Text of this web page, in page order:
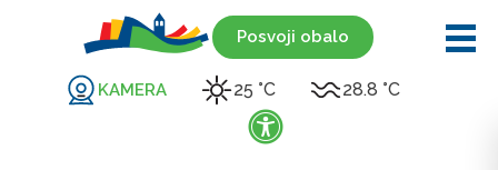
Posvoji obalo
KAMERA 25 °C 28.8 °C